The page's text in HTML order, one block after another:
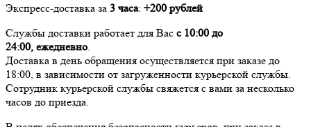
Экспресс-доставка за 3 часа: +200 рублей
Службы доставки работает для Вас с 10:00 до
24:00, ежедневно.
Доставка в день обращения осуществляется при заказе до
18:00, в зависимости от загруженности курьерской службы.
Сотрудник курьерской службы свяжется с вами за несколько
часов до приезда.